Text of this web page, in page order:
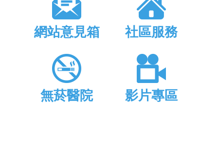
網站意見箱 社區服務
無菸醫院 影片專區